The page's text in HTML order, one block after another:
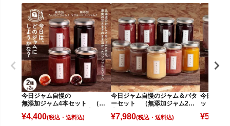
今日ジャム自慢の
無添加ジャム4本セット （い
¥4,400(税込)
今日ジャム自慢のジャム＆バタ
ーセット （無添加ジャム2種4
¥7,980(税込)
今日ジャ
ット （
¥5,280